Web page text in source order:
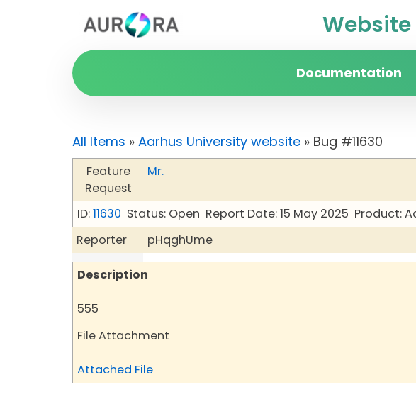
Documentation
All Items » Aarhus University website » Bug #11630
Feature
Request
Mr.
ID:11630 Status: Open Report Date: 15 May 2025 Product:
Reporter
pHqghUme
Description
555
File Attachment
Attached File